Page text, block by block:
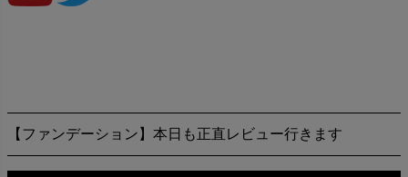
【ファンデーション】本日も正直レビュー行きます